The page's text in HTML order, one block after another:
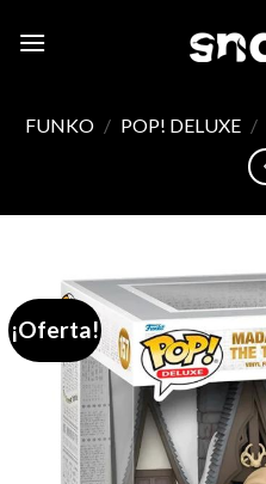
FUNKO / POP! DELUXE /
¡Oferta!